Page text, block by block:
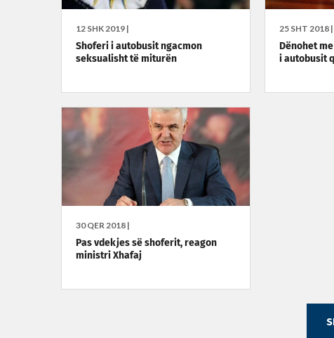
12 SHK 2019 |
Shoferi i autobusit ngacmon
seksualisht të miturën
25 SHT 2018 |
Dënohet
i autobusit
30 QER 2018 |
Pas vdekjes së shoferit, reagon
ministri Xhafaj